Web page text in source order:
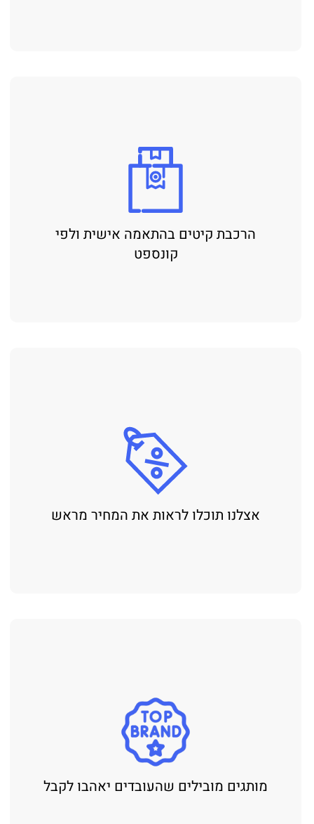
הרכבת קיטים בהתאמה אישית ולפי
קונספט
אצלנו תוכלו לראות את המחיר מראש
מותגים מובילים שהעובדים יאהבו לקבל